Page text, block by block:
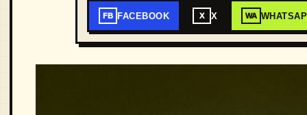
FB FACEBOOK X X WA